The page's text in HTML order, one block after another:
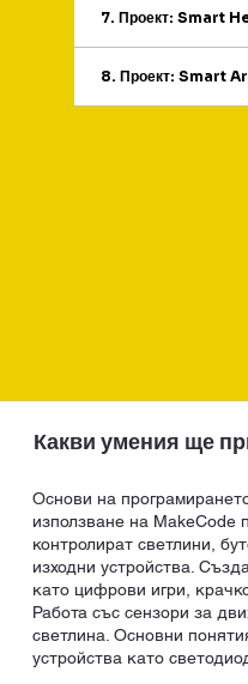
7. Проект: Smart
8. Проект: Smart
Какви умения ще
Основи на
използване на MakeCode
контролират светлини,
изходни устройства.
като цифрови игри,
Работа със сензори за
светлина. Основни
устройства като